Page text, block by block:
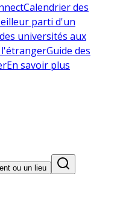
Calendrier des
parti d'un
universités aux
l'étrangerGuide des
En savoir plus
ou un lieu